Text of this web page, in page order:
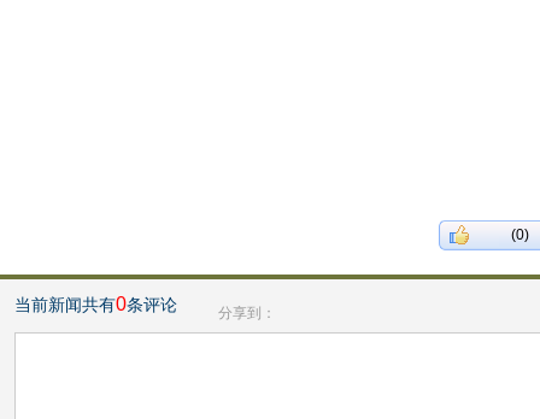
(0)
当前新闻共有0条评论 分享到：